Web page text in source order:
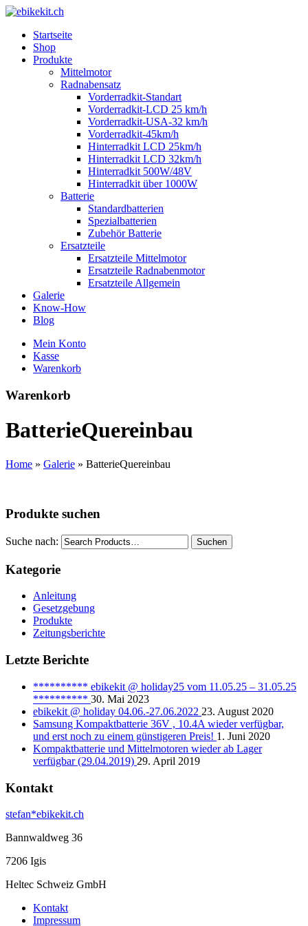
Startseite
Shop
Produkte
Mittelmotor
Radnabensatz
Vorderradkit-Standart
Vorderradkit-LCD 25 km/h
Vorderradkit-USA-32 km/h
Vorderradkit-45km/h
Hinterradkit LCD 25km/h
Hinterradkit LCD 32km/h
Hinterradkit 500W/48V
Hinterradkit über 1000W
Batterie
Standardbatterien
Spezialbatterien
Zubehör Batterie
Ersatzteile
Ersatzteile Mittelmotor
Ersatzteile Radnabenmotor
Ersatzteile Allgemein
Galerie
Know-How
Blog
Mein Konto
Kasse
Warenkorb
Warenkorb
BatterieQuereinbau
Home » Galerie » BatterieQuereinbau
Produkte suchen
Suche nach: Suchen
Kategorie
Anleitung
Gesetzgebung
Produkte
Zeitungsberichte
Letzte Berichte
********** ebikekit @ holiday25 vom 11.05.25 – 31.05.25
********** 30. Mai 2023
ebikekit @ holiday 04.06.-27.06.2022 23. August 2020
Samsung Kompaktbatterie 36V , 10.4A wieder verfügbar,
und erst noch zu einem günstigeren Preis! 1. Juni 2020
Kompaktbatterie und Mittelmotoren wieder ab Lager
verfügbar (29.04.2019) 29. April 2019
Kontakt
stefan*ebikekit.ch
Bannwaldweg 36
7206 Igis
Heltec Schweiz GmbH
Kontakt
Impressum